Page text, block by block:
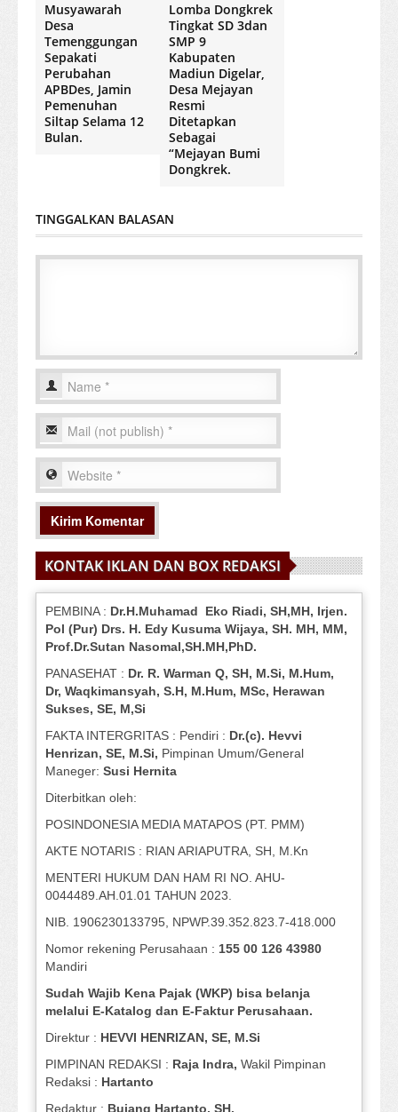
Musyawarah
Desa
Temenggungan
Sepakati
Perubahan
APBDes, Jamin
Pemenuhan
Siltap Selama 12
Bulan.
Lomba Dongkrek
Tingkat SD 3dan
SMP 9
Kabupaten
Madiun Digelar,
Desa Mejayan
Resmi
Ditetapkan
Sebagai
“Mejayan Bumi
Dongkrek.
TINGGALKAN BALASAN
KONTAK IKLAN DAN BOX REDAKSI
PEMBINA : Dr.H.Muhamad Eko Riadi, SH,MH, Irjen.
Pol (Pur) Drs. H. Edy Kusuma Wijaya, SH. MH, MM,
Prof.Dr.Sutan Nasomal,SH.MH,PhD.
PANASEHAT : Dr. R. Warman Q, SH, M.Si, M.Hum,
Dr, Waqkimansyah, S.H, M.Hum, MSc, Herawan
Sukses, SE, M,Si
FAKTA INTERGRITAS : Pendiri : Dr.(c). Hevvi
Henrizan, SE, M.Si, Pimpinan Umum/General
Maneger: Susi Hernita
Diterbitkan oleh:
POSINDONESIA MEDIA MATAPOS (PT. PMM)
AKTE NOTARIS : RIAN ARIAPUTRA, SH, M.Kn
MENTERI HUKUM DAN HAM RI NO. AHU-
0044489.AH.01.01 TAHUN 2023.
NIB. 1906230133795, NPWP.39.352.823.7-418.000
Nomor rekening Perusahaan : 155 00 126 43980
Mandiri
Sudah Wajib Kena Pajak (WKP) bisa belanja
melalui E-Katalog dan E-Faktur Perusahaan.
Direktur : HEVVI HENRIZAN, SE, M.Si
PIMPINAN REDAKSI : Raja Indra, Wakil Pimpinan
Redaksi : Hartanto
Redaktur : Bujang Hartanto, SH.